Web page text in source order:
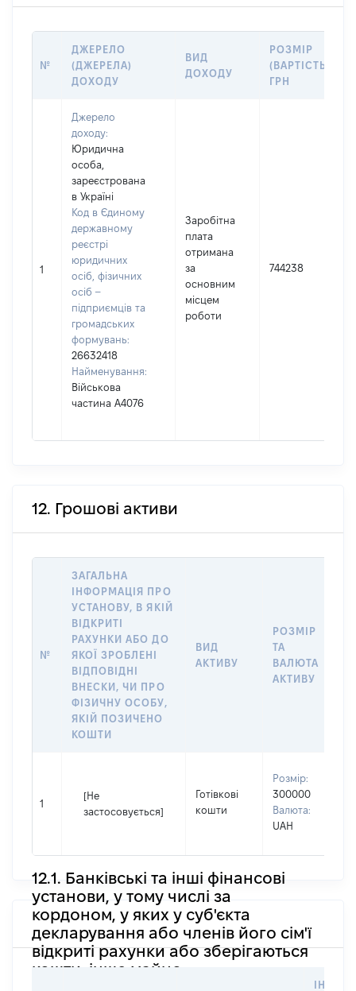
№
ДЖЕРЕЛО
(ДЖЕРЕЛА)
ДОХОДУ
ВИД
ДОХОДУ
РОЗМІР
(ВАРТІСТЬ),
ГРН
1
Джерело
доходу:
Юридична
особа,
зареєстрована
в Україні
Код в Єдиному
державному
реєстрі
юридичних
осіб, фізичних
осіб –
підприємців та
громадських
формувань:
26632418
Найменування:
Військова
частина А4076
Заробітна
плата
отримана
за
основним
місцем
роботи
744238
12. Грошові активи
№
ЗАГАЛЬНА
ІНФОРМАЦІЯ ПРО
УСТАНОВУ, В ЯКІЙ
ВІДКРИТІ
РАХУНКИ АБО ДО
ЯКОЇ ЗРОБЛЕНІ
ВІДПОВІДНІ
ВНЕСКИ, ЧИ ПРО
ФІЗИЧНУ ОСОБУ,
ЯКІЙ ПОЗИЧЕНО
КОШТИ
ВИД
АКТИВУ
РОЗМІР
ТА
ВАЛЮТА
АКТИВУ
1
[Не
застосовується]
Готівкові
кошти
Розмір:
300000
Валюта:
UAH
12.1. Банківські та інші фінансові
установи, у тому числі за
кордоном, у яких у суб'єкта
декларування або членів його сім'ї
відкриті рахунки або зберігаються
кошти, інше майно